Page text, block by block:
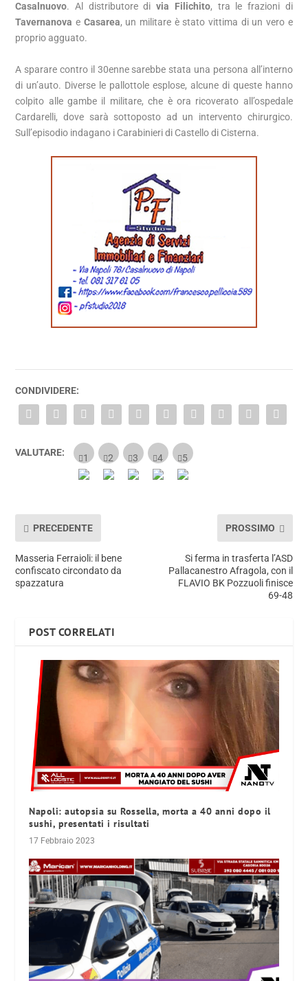
Casalnuovo. Al distributore divia Filichito, tra le frazioni di
Tavernanova e Casarea, un militare è stato vittima di un vero e
proprio agguato.
A sparare contro il 30enne sarebbe stata una persona all’interno
di un’auto. Diverse le pallottole esplose, alcune di queste hanno
colpito alle gambe il militare, che è ora ricoverato all’ospedale
Cardarelli, dove sarà sottoposto ad un intervento chirurgico.
Sull’episodio indagano i Carabinieri di Castello di Cisterna.
CONDIVIDERE:
VALUTARE:
PRECEDENTE
Masseria Ferraioli: il bene
confiscato circondato da
spazzatura
PROSSIMO
Si ferma in trasferta l’ASD
Pallacanestro Afragola, con il
FLAVIO BK Pozzuoli finisce
69-48
POST CORRELATI
Napoli: autopsia su Rossella, morta a 40 anni dopo il
sushi, presentati i risultati
17 Febbraio 2023